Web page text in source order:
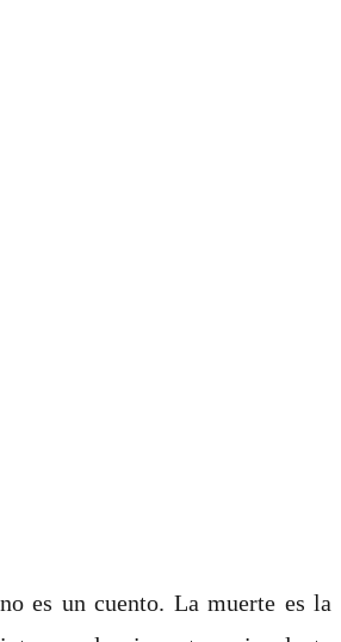
es un cuento. La muerte es la